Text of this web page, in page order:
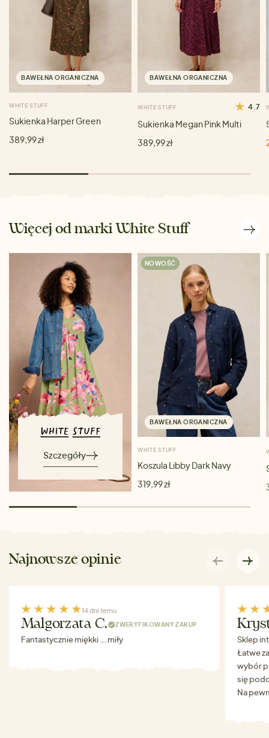
BAWEŁNA ORGANICZNA
WHITE STUFF
Sukienka Harper Green
389,99 zł
BAWEŁNA ORGANICZNA
WHITE STUFF 4.7
Sukienka Megan Pink Multi
389,99 zł
Więcej od marki White Stuff
Szczegóły
NOWOŚĆ
BAWEŁNA ORGANICZNA
WHITE STUFF
Koszula Libby Dark Navy
319,99 zł
Najnowsze opinie
14 dni temu
Malgorzata C. ZWERYFIKOWANY ZAKUP
Fantastycznie miękki ….miły
Sklep
Łatwe
wybór
się
Na